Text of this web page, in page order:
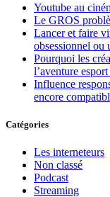
Youtube au
Le GROS
Lancer et faire
obsessionnel ou
Pourquoi les
l’aventure esport
Influence
encore
Catégories
Les interneteurs
Non classé
Podcast
Streaming